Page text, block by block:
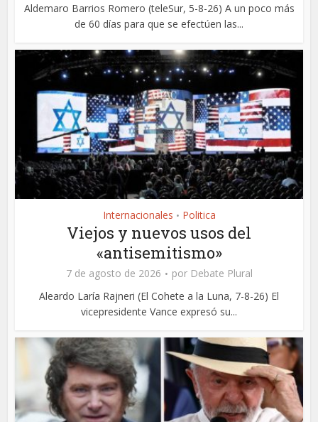
Aldemaro Barrios Romero (teleSur, 5-8-26) A un poco más
de 60 días para que se efectúen las...
Internacionales • Politica
Viejos y nuevos usos del
«antisemitismo»
7 de agosto de 2026 por Debate Plural
Aleardo Laría Rajneri (El Cohete a la Luna, 7-8-26) El
vicepresidente Vance expresó su...